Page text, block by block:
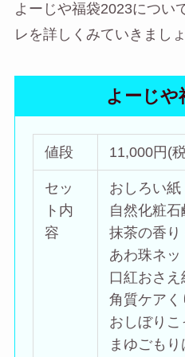
よーじや福袋2023につい
レを詳しくみていきまし
よーじや
値段 11,000円(
セッ
ト内
容
おしろい紙
自然化粧石
抹茶の香り
あわ珠ネッ
口紅おさえ
角質ケアく
おしぼりこ
まゆごも